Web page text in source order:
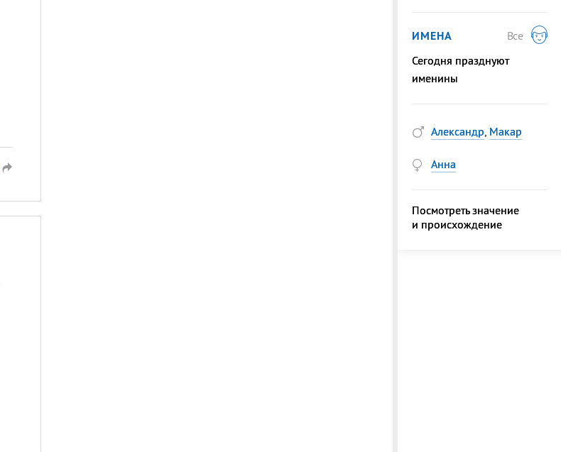
ИМЕНА
Все
Сегодня празднуют
именины
Александр, Макар
Анна
Посмотреть значение
и происхождение